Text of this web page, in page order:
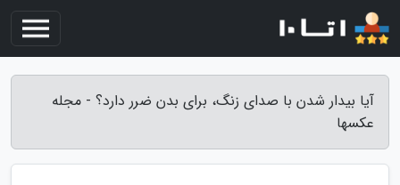
آیا بیدار شدن با صدای زنگ، برای بدن ضرر دارد؟ - مجله
عکسها